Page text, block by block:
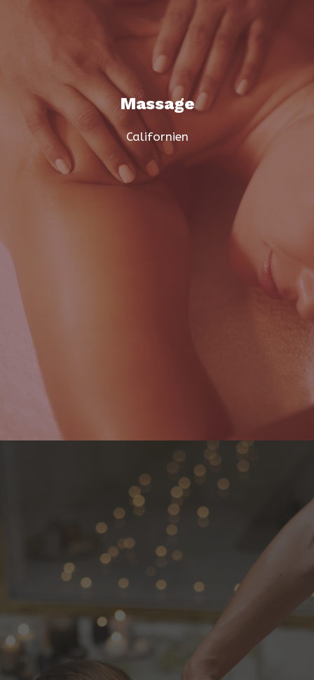
Massage
Californien